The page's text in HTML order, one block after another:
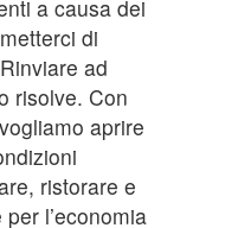
a causa dei
di
ad
risolve. Con
aprire
ristorare e
l’economia